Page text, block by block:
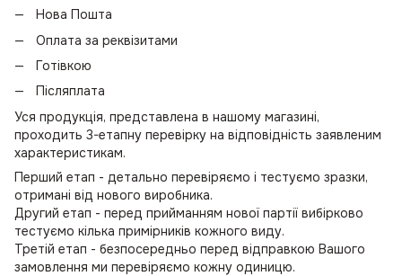
Нова Пошта
Оплата за реквізитами
Готівкою
Післяплата
Уся продукція, представлена в нашому магазині,
проходить 3-етапну перевірку на відповідність заявленим
характеристикам.
Перший етап - детально перевіряємо і тестуємо зразки,
отримані від нового виробника.
Другий етап - перед прийманням нової партії вибірково
тестуємо кілька примірників кожного виду.
Третій етап - безпосередньо перед відправкою Вашого
замовлення ми перевіряємо кожну одиницю.